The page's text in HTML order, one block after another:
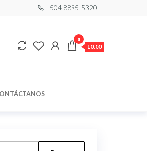
+504 8895-5320
0
L0.00